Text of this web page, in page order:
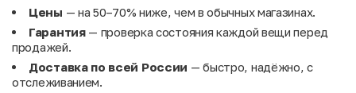
Цены — на 50–70% ниже, чем в обычных магазинах.
Гарантия— проверка состояния каждой вещи перед
продажей.
Доставка по всей России — быстро, надёжно, с
отслеживанием.